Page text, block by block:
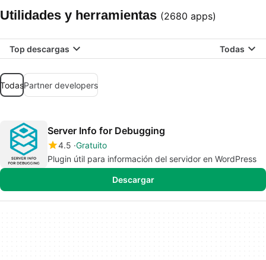
Utilidades y herramientas (2680 apps)
Top descargas Todas
TodasPartner developers
Server Info for Debugging
4.5 Gratuito
Plugin útil para información del servidor en WordPress
Descargar